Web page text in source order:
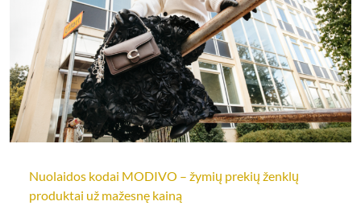
Nuolaidos kodai MODIVO – žymių prekių ženklų
produktai už mažesnę kainą